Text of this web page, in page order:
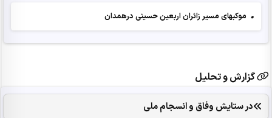
• موکبهای مسیر زائران اربعین حسینی درهمدان
گزارش و تحلیل
در ستایش وفاق و انسجام ملی